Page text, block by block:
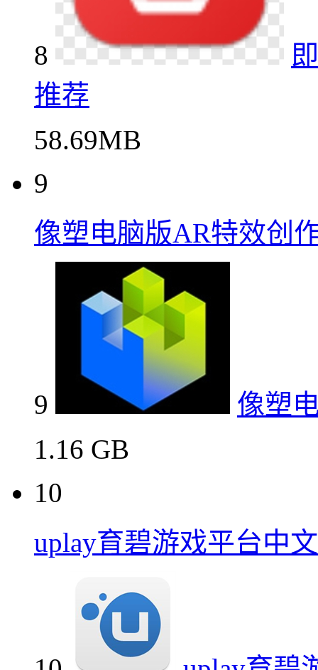
8
推荐
58.69MB
9
像塑电脑版AR特效创
9
像塑
1.16 GB
10
uplay育碧游戏平台中